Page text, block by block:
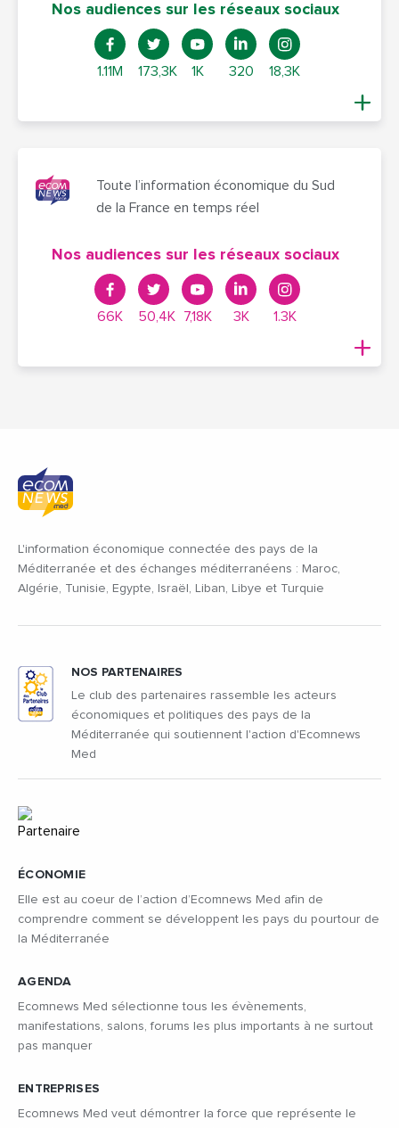
Nos audiences sur les réseaux sociaux
1.11M 173,3K 1K 320 18,3K
Toute l’information économique du Sud
de la France en temps réel
Nos audiences sur les réseaux sociaux
66K 50,4K 7,18K 3K 1.3K
L'information économique connectée des pays de la
Méditerranée et des échanges méditerranéens : Maroc,
Algérie, Tunisie, Egypte, Israël, Liban, Libye et Turquie
ÉCONOMIE
Elle est au coeur de l’action d’Ecomnews Med afin de
comprendre comment se développent les pays du pourtour de
la Méditerranée
AGENDA
Ecomnews Med sélectionne tous les évènements,
manifestations, salons, forums les plus importants à ne surtout
pas manquer
ENTREPRISES
Ecomnews Med veut démontrer la force que représente le
NOS PARTENAIRES
Le club des partenaires rassemble les acteurs
économiques et politiques des pays de la
Méditerranée qui soutiennent l'action d'Ecomnews
Med